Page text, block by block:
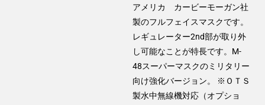
アメリカ カービーモーガン社
製のフルフェイスマスクです。
レギュレーター2nd部が取り外
し可能なことが特長です。M-
48スーパーマスクのミリタリー
向け強化バージョン。 ※ＯＴＳ
製水中無線機対応（オプショ